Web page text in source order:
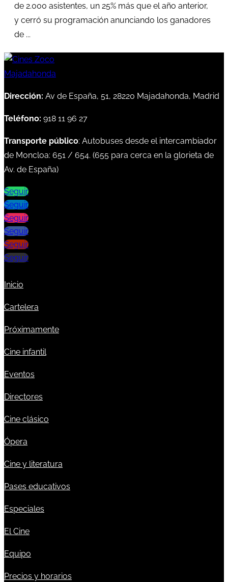
de 2.000 asistentes, un 25% más que el año anterior,
y cerró su programación anunciando los ganadores
de ...
Dirección: Av de España, 51, 28220 Majadahonda, Madrid
Teléfono: 918 11 96 27
Transporte público: Autobuses desde el intercambiador
de Moncloa: 651 / 654. (655 para cerca en la glorieta de
Av. de España)
Seguir
Seguir
Seguir
Seguir
Seguir
Seguir
Inicio
Cartelera
Próximamente
Cine infantil
Eventos
Directores
Cine clásico
Ópera
Cine y literatura
Pases educativos
Especiales
El Cine
Equipo
Precios y horarios